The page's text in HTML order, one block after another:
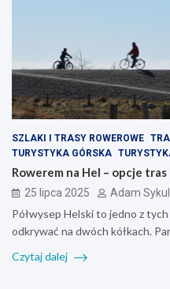
SZLAKI I TRASY ROWEROWE
TURYSTYKA GÓRSKA
Rowerem na Hel – opcje tras
25 lipca 2025 Adam
Półwysep Helski to jedno z
odkrywać na dwóch kółkach.
Czytaj dalej